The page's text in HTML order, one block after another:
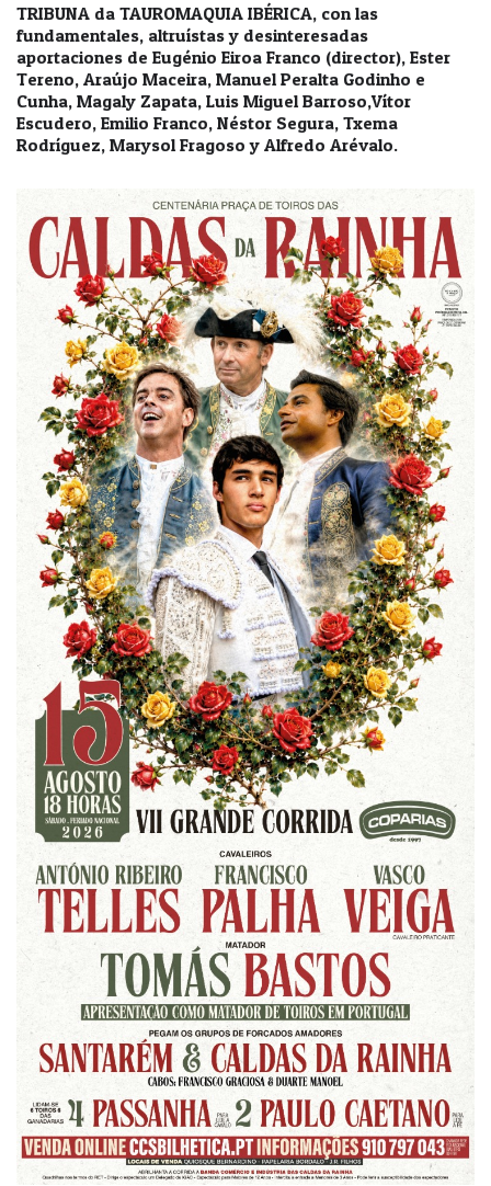
TRIBUNA da TAUROMAQUIA IBÉRICA, con las
fundamentales, altruístas y desinteresadas
aportaciones de Eugénio Eiroa Franco (director), Ester
Tereno, Araújo Maceira, Manuel Peralta Godinho e
Cunha, Magaly Zapata, Luis Miguel Barroso,Vítor
Escudero, Emilio Franco, Néstor Segura, Txema
Rodríguez, Marysol Fragoso y Alfredo Arévalo.